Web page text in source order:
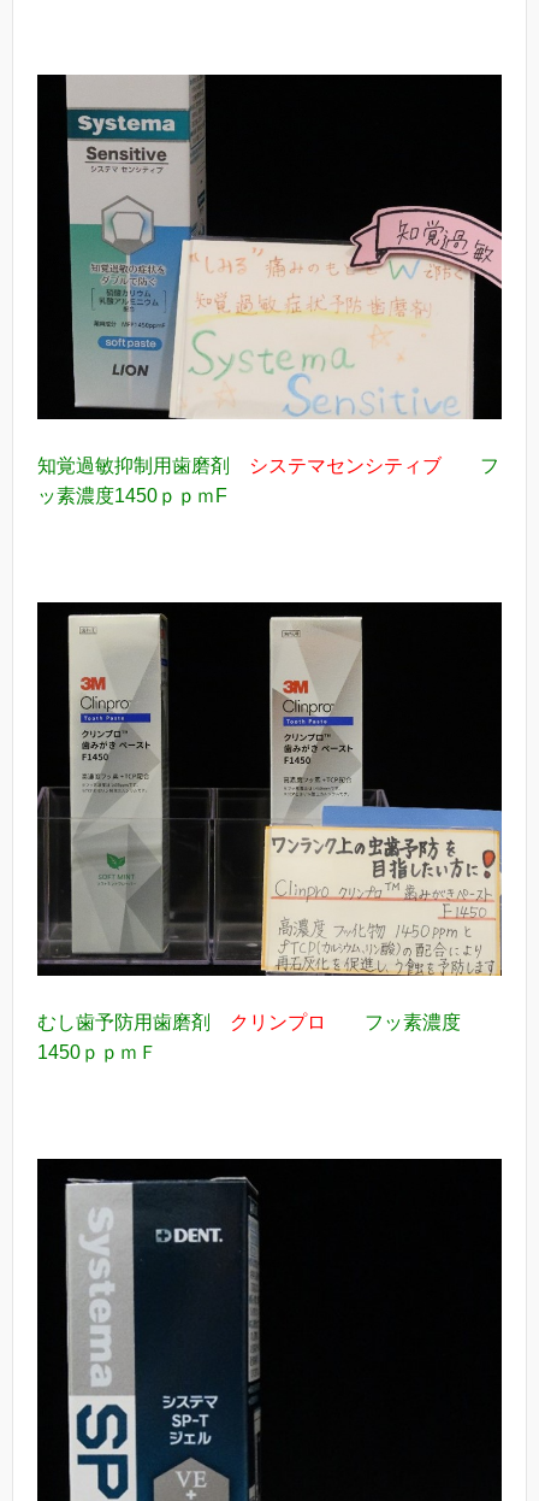
知覚過敏抑制用歯磨剤 システマセンシティブ
フ
ッ素濃度1450ｐｐｍF
むし歯予防用歯磨剤 クリンプロ
フッ素濃度
1450ｐｐｍＦ